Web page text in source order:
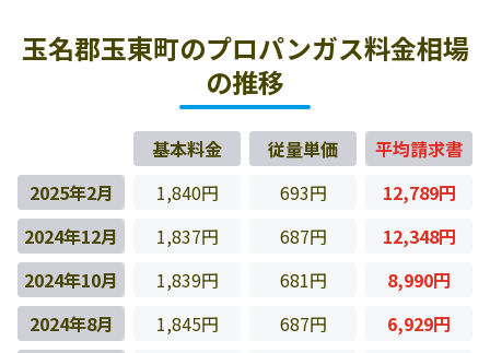
玉名郡玉東町のプロパンガス料金相場
の推移
基本料金 従量単価
平均請求書
2025年2月
1,840円 693円
12,789円
2024年12月
1,837円 687円
12,348円
2024年10月
1,839円 681円
8,990円
2024年8月
1,845円 687円
6,929円